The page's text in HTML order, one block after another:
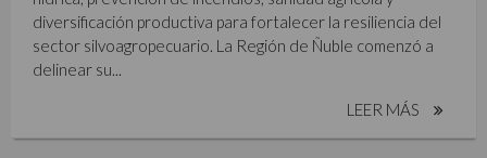
diversificación productiva para fortalecer la resiliencia del
sector silvoagropecuario. La Región de Ñuble comenzó a
delinear su...
LEER MÁS